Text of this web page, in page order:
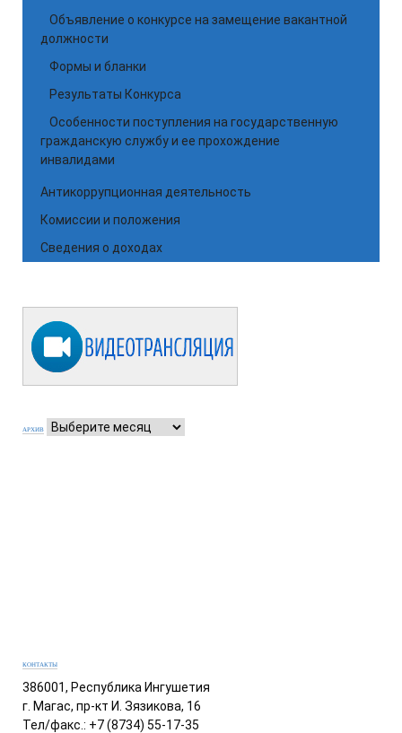
Объявление о конкурсе на замещение вакантной
должности
Формы и бланки
Результаты Конкурса
Особенности поступления на государственную
гражданскую службу и ее прохождение
инвалидами
Антикоррупционная деятельность
Комиссии и положения
Сведения о доходах
АРХИВ
КОНТАКТЫ
386001, Республика Ингушетия
г. Магас, пр-кт И. Зязикова, 16
Тел/факс.: +7 (8734) 55-17-35